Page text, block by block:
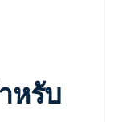
หรับ